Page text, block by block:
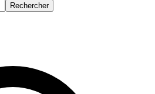
Rechercher